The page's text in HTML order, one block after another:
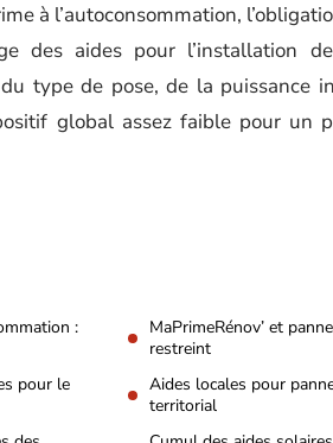
à l’autoconsommation,
des aides pour l’installation
type de pose, de la puissance
global assez faible pour un
:
MaPrimeRénov’ et
restreint
pour le
Aides locales pour
territorial